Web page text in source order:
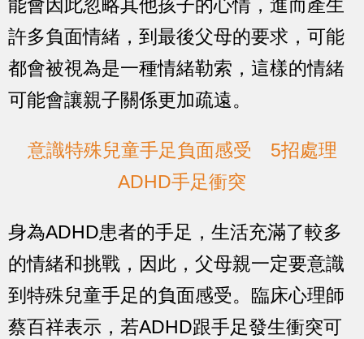
能會因此忽略其他孩子的心情，進而產生
許多負面情緒，到最後父母的要求，可能
都會被視為是一種情緒勒索，這樣的情緒
可能會讓親子關係更加疏遠。
意識特殊兒童手足負面感受 5招處理
ADHD手足衝突
身為ADHD患者的手足，生活充滿了較多
的情緒和挑戰，因此，父母親一定要意識
到特殊兒童手足的負面感受。臨床心理師
蔡百祥表示，若ADHD跟手足發生衝突可